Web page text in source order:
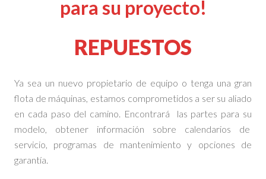
para su proyecto!
REPUESTOS
Ya sea un nuevo propietario de equipo o tenga una gran
flota de máquinas, estamos comprometidos a ser su aliado
en cada paso del camino. Encontrará las partes para su
modelo, obtener información sobre calendarios de
servicio, programas de mantenimiento y opciones de
garantía.